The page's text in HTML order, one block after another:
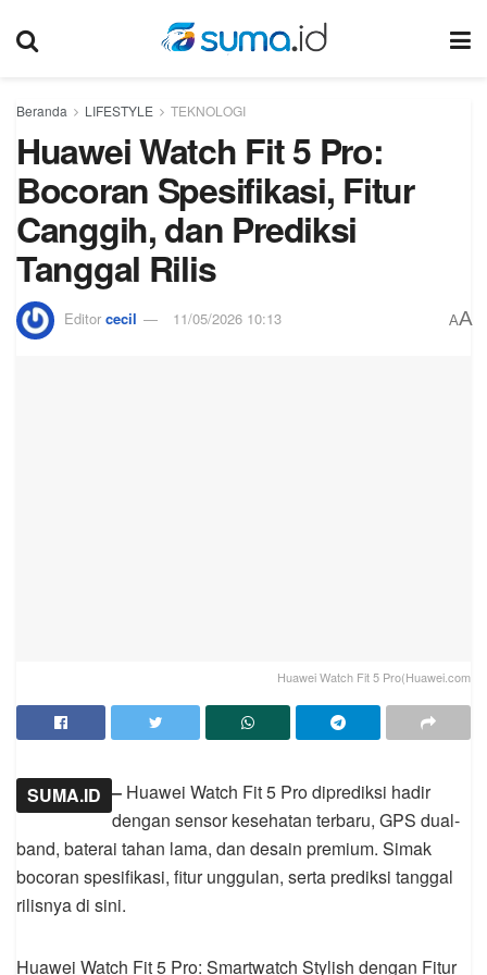
Beranda LIFESTYLE TEKNOLOGI
Huawei Watch Fit 5 Pro:
Bocoran Spesifikasi, Fitur
Canggih, dan Prediksi
Tanggal Rilis
Editor cecil 11/05/2026 10:13 AA
Huawei Watch Fit 5 Pro(Huawei.com
SUMA.ID – Huawei Watch Fit 5 Pro diprediksi hadir
dengan sensor kesehatan terbaru, GPS dual-
band, baterai tahan lama, dan desain premium. Simak
bocoran spesifikasi, fitur unggulan, serta prediksi tanggal
rilisnya di sini.
Huawei Watch Fit 5 Pro: Smartwatch Stylish dengan Fitur